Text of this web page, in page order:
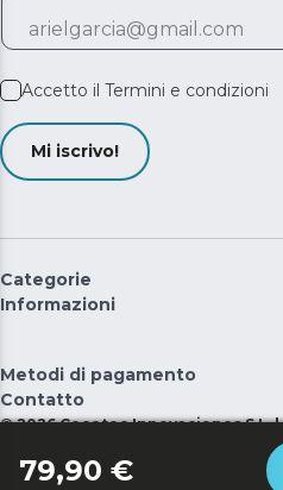
79,90 €
Accetto il Termini e condizioni
Mi iscrivo!
Categorie
Informazioni
Metodi di pagamento
Contatto
©2026 Cecotec Innovaciones S.L. |